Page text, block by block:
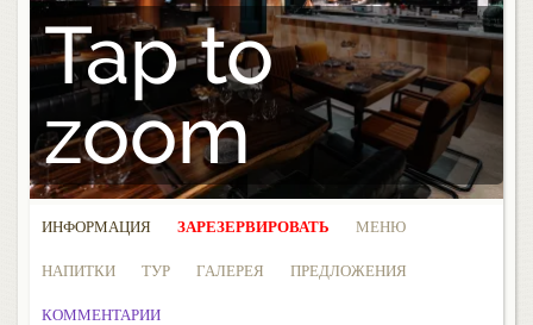
Tap to
zoom
ИНФОРМАЦИЯ ЗАРЕЗЕРВИРОВАТЬ МЕНЮ
НАПИТКИ ТУР ГАЛЕРЕЯ ПРЕДЛОЖЕНИЯ
КОММЕНТАРИИ